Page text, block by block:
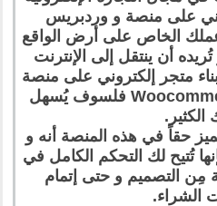
عملك الخاص على أرض الواقع
أن ينتقل إلى الإنترنت
متجر إلكتروني على منصة
و وردبريس و قالب Woocommerce فلسوف يُسهل
الكثير.
حقاً في هذه المنصة أنه و
تُتيح لك التحكم الكامل في
التصميم و حتى إتمام
الشراء.